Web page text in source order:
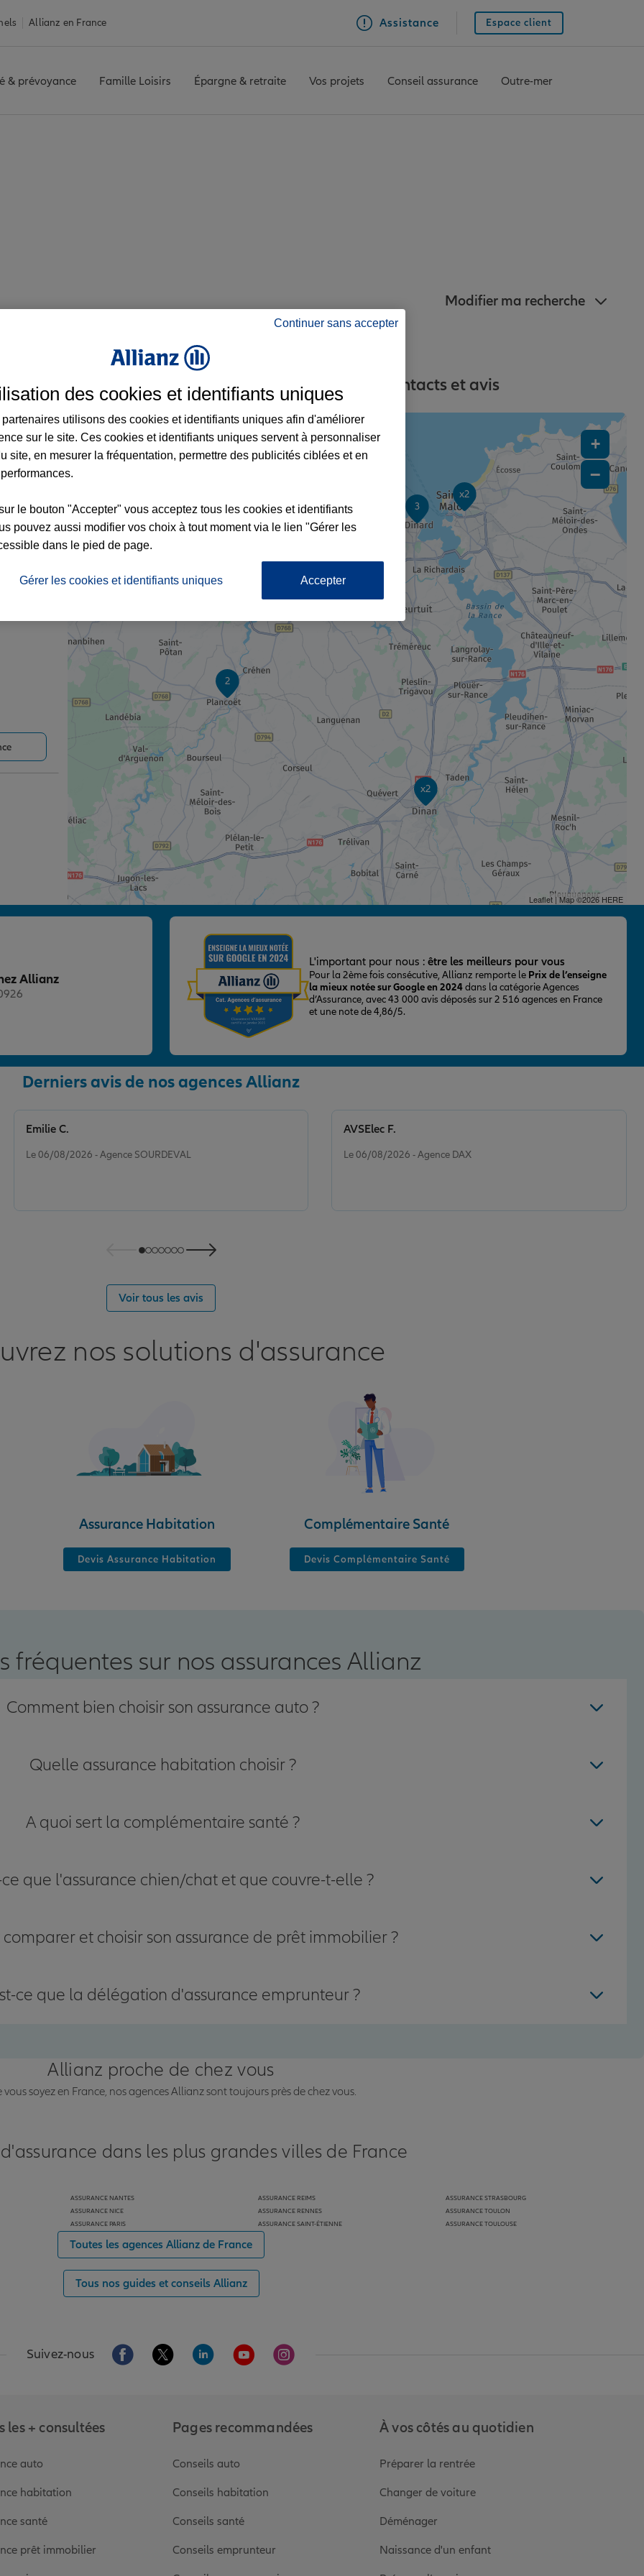
Allianz en France Assistance Espace client
& prévoyance Famille Loisirs Épargne & retraite Vos projets Conseil assurance Outre-mer
Modifier ma recherche
à Beaussais-sur-Mer et aux alentours : adresses, contacts et avis
2
1
x2
3
x2
+
−
Leaflet| Map ©2026 HERE
Allianz
L'important pour nous : être les meilleurs pour vous
Pour la 2ème fois consécutive, Allianz remporte le Prix de l’enseigne
la mieux notée sur Google en 2024dans la catégorie Agences
d’Assurance, avec 43 000 avis déposés sur 2 516 agences en France
et une note de 4,86/5.
Derniers avis de nos agences Allianz
Le 06/08/2026 - Agence SOURDEVAL
Emilie C.
Le 06/08/2026 - Agence DAX
AVSElec F.
Voir tous les avis
nos solutions d'assurance
Assurance Habitation
Devis Assurance Habitation
Complémentaire Santé
Devis Complémentaire Santé
fréquentes sur nos assurances Allianz
Comment bien choisir son assurance auto ?
Quelle assurance habitation choisir ?
A quoi sert la complémentaire santé ?
que l'assurance chien/chat et que couvre-t-elle ?
et choisir son assurance de prêt immobilier ?
ce que la délégation d'assurance emprunteur ?
Allianz proche de chez vous
vous soyez en France, nos agences Allianz sont toujours près de chez vous.
dans les plus grandes villes de France
ASSURANCE NANTES
ASSURANCE NICE
ASSURANCE PARIS
ASSURANCE REIMS
ASSURANCE RENNES
ASSURANCE SAINT-ÉTIENNE
ASSURANCE STRASBOURG
ASSURANCE TOULON
ASSURANCE TOULOUSE
Toutes les agences Allianz de France
Tous nos guides et conseils Allianz
Suivez-nous Aller sur la page Facebook de Allianz
Aller sur la page Twitter de Allianz
Aller sur la page Linkedin de Allianz
Aller sur la page Youtube de Allianz
Aller sur la page Instagram de Allianz
les + consultées
auto
habitation
santé
prêt immobilier
Pages recommandées
Conseils auto
Conseils habitation
Conseils santé
Conseils emprunteur
À vos côtés au quotidien
Préparer la rentrée
Changer de voiture
Déménager
Naissance d'un enfant
Continuer sans accepter
des cookies et identifiants uniques
partenaires utilisons des cookies et identifiants uniques afin d'améliorer
sur le site. Ces cookies et identifiants uniques servent à personnaliser
site, en mesurer la fréquentation, permettre des publicités ciblées et en
le bouton "Accepter" vous acceptez tous les cookies et identifiants
pouvez aussi modifier vos choix à tout moment via le lien "Gérer les
dans le pied de page.
Gérer les cookies et identifiants uniques Accepter